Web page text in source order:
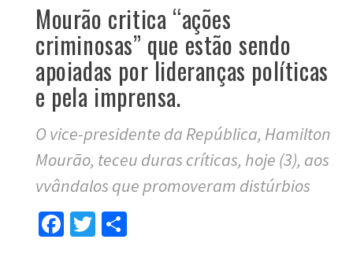
Mourão critica “ações
criminosas” que estão sendo
apoiadas por lideranças políticas
e pela imprensa.
O vice-presidente da República, Hamilton
Mourão, teceu duras críticas, hoje (3), aos
vvândalos que promoveram distúrbios
Facebook
Twitter